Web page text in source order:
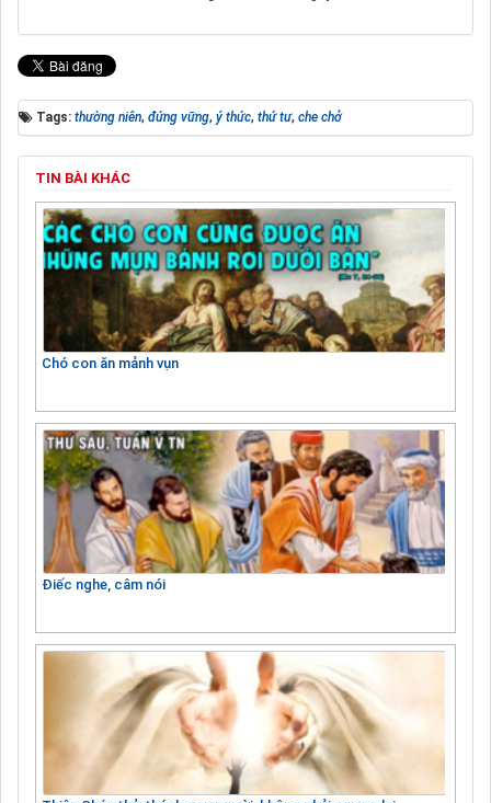
Tags: thường niên, đứng vững, ý thức, thứ tư, che chở
TIN BÀI KHÁC
Chó con ăn mảnh vụn
Điếc nghe, câm nói